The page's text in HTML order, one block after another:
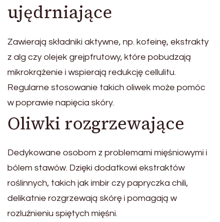
ujędrniające
Zawierają składniki aktywne, np. kofeinę, ekstrakty
z alg czy olejek grejpfrutowy, które pobudzają
mikrokrążenie i wspierają redukcję cellulitu.
Regularne stosowanie takich oliwek może pomóc
w poprawie napięcia skóry.
Oliwki rozgrzewające
Dedykowane osobom z problemami mięśniowymi i
bólem stawów. Dzięki dodatkowi ekstraktów
roślinnych, takich jak imbir czy papryczka chili,
delikatnie rozgrzewają skórę i pomagają w
rozluźnieniu spiętych mięśni.